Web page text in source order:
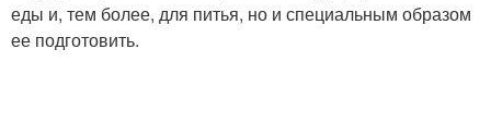
еды и, тем более, для питья, но и специальным образом
ее подготовить.